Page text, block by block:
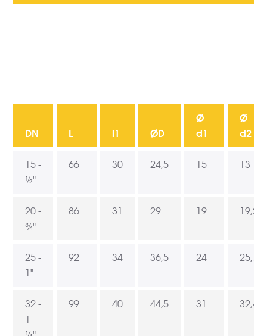
DN L l1 ØD
Ø
d1
Ø
d2
15 -
½"
66 30 24,5 15 13
20 -
¾"
86 31 29 19 19,2
25 -
1"
92 34 36,5 24 25,7
32 -
1
99 40 44,5 31 32,4